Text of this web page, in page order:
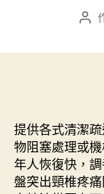
文
提供各式清潔
物阻塞處理或
年人恢復快，
盤突出頸椎疼